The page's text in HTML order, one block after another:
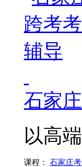
石家
以高
课程： 石家庄